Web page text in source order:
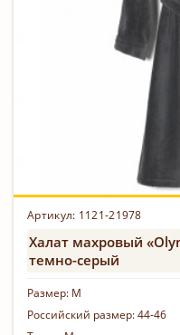
Артикул: 1121-21978
Халат махровый
темно-серый
Размер: M
Российский размер:44-46